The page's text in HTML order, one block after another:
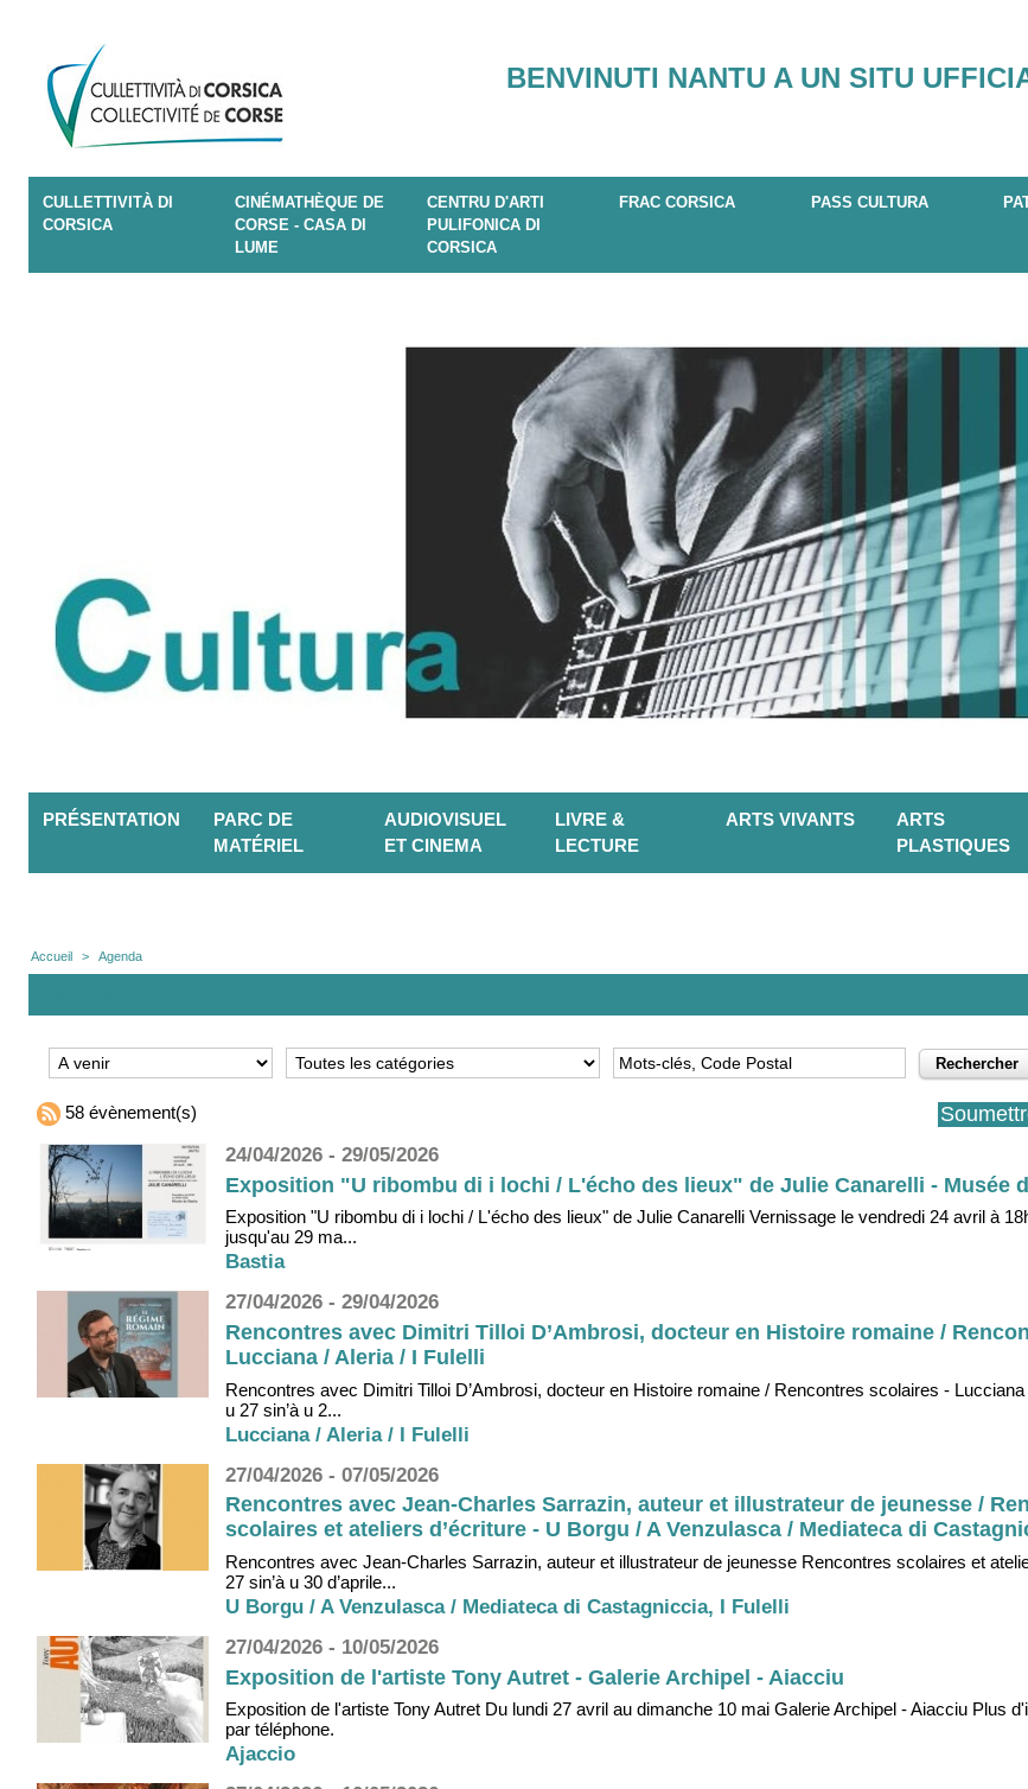
BENVINUTI NANTU A UN SITU
CULLETTIVITÀ DI
CORSICA
CINÉMATHÈQUE DE
CORSE - CASA DI
LUME
CENTRU D'ARTI
PULIFONICA DI
CORSICA
FRAC CORSICA PASS CULTURA
PRÉSENTATION
PARC DE
MATÉRIEL
AUDIOVISUEL
ET CINEMA
LIVRE &
LECTURE
ARTS VIVANTS
ARTS
PLASTIQUES
Accueil > Agenda
58 évènement(s)
24/04/2026 - 29/05/2026
Exposition "U ribombu di i lochi / L'écho des lieux" de Julie Canarelli - Musée
Exposition "U ribombu di i lochi / L'écho des lieux" de Julie Canarelli Vernissage le vendredi 24 avril à
jusqu'au 29 ma...
Bastia
27/04/2026 - 29/04/2026
Rencontres avec Dimitri Tilloi D’Ambrosi, docteur en Histoire romaine /
Lucciana / Aleria / I Fulelli
Rencontres avec Dimitri Tilloi D’Ambrosi, docteur en Histoire romaine / Rencontres scolaires -
u 27 sin’à u 2...
Lucciana / Aleria / I Fulelli
27/04/2026 - 07/05/2026
Rencontres avec Jean-Charles Sarrazin, auteur et illustrateur de jeunesse /
scolaires et ateliers d’écriture - U Borgu / A Venzulasca / Mediateca di
Rencontres avec Jean-Charles Sarrazin, auteur et illustrateur de jeunesse Rencontres scolaires et
27 sin’à u 30 d’aprile...
U Borgu / A Venzulasca / Mediateca di Castagniccia, I Fulelli
27/04/2026 - 10/05/2026
Exposition de l'artiste Tony Autret - Galerie Archipel - Aiacciu
Exposition de l'artiste Tony Autret Du lundi 27 avril au dimanche 10 mai Galerie Archipel - Aiacciu Plus
par téléphone.
Ajaccio